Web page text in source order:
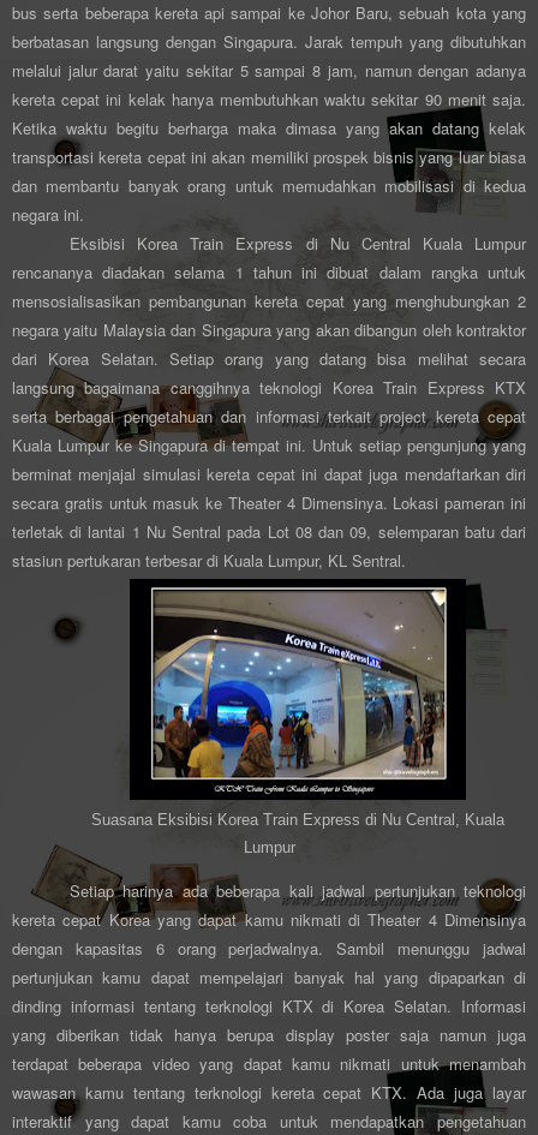
bus serta beberapa kereta api sampai ke Johor Baru, sebuah kota yang
berbatasan langsung dengan Singapura. Jarak tempuh yang dibutuhkan
melalui jalur darat yaitu sekitar 5 sampai 8 jam, namun dengan adanya
kereta cepat ini kelak hanya membutuhkan waktu sekitar 90 menit saja.
Ketika waktu begitu berharga maka dimasa yang akan datang kelak
transportasi kereta cepat ini akan memiliki prospek bisnis yang luar biasa
dan membantu banyak orang untuk memudahkan mobilisasi di kedua
negara ini.
Eksibisi Korea Train Express di Nu Central Kuala Lumpur
rencananya diadakan selama 1 tahun ini dibuat dalam rangka untuk
mensosialisasikan pembangunan kereta cepat yang menghubungkan 2
negara yaitu Malaysia dan Singapura yang akan dibangun oleh kontraktor
dari Korea Selatan. Setiap orang yang datang bisa melihat secara
langsung bagaimana canggihnya teknologi Korea Train Express KTX
serta berbagai pengetahuan dan informasi terkait project kereta cepat
Kuala Lumpur ke Singapura di tempat ini. Untuk setiap pengunjung yang
berminat menjajal simulasi kereta cepat ini dapat juga mendaftarkan diri
secara gratis untuk masuk ke Theater 4 Dimensinya. Lokasi pameran ini
terletak di lantai 1 Nu Sentral pada Lot 08 dan 09, selemparan batu dari
stasiun pertukaran terbesar di Kuala Lumpur, KL Sentral.
Suasana Eksibisi Korea Train Express di Nu Central, Kuala
Lumpur
Setiap harinya ada beberapa kali jadwal pertunjukan teknologi
kereta cepat Korea yang dapat kamu nikmati di Theater 4 Dimensinya
dengan kapasitas 6 orang perjadwalnya. Sambil menunggu jadwal
pertunjukan kamu dapat mempelajari banyak hal yang dipaparkan di
dinding informasi tentang terknologi KTX di Korea Selatan. Informasi
yang diberikan tidak hanya berupa display poster saja namun juga
terdapat beberapa video yang dapat kamu nikmati untuk menambah
wawasan kamu tentang terknologi kereta cepat KTX. Ada juga layar
interaktif yang dapat kamu coba untuk mendapatkan pengetahuan